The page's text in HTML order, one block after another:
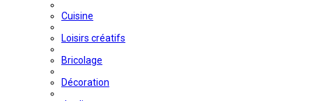
Cuisine
Loisirs créatifs
Bricolage
Décoration